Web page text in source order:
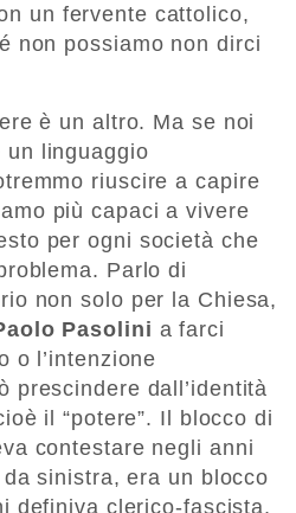
un fervente cattolico,
non possiamo non dirci
è un altro. Ma se noi
un linguaggio
riuscire a capire
più capaci a vivere
per ogni società che
Parlo di
non solo per la Chiesa,
Pasolini a farci
o l’intenzione
prescindere dall’identità
il “potere”. Il blocco di
contestare negli anni
sinistra, era un blocco
definiva clerico-fascista,